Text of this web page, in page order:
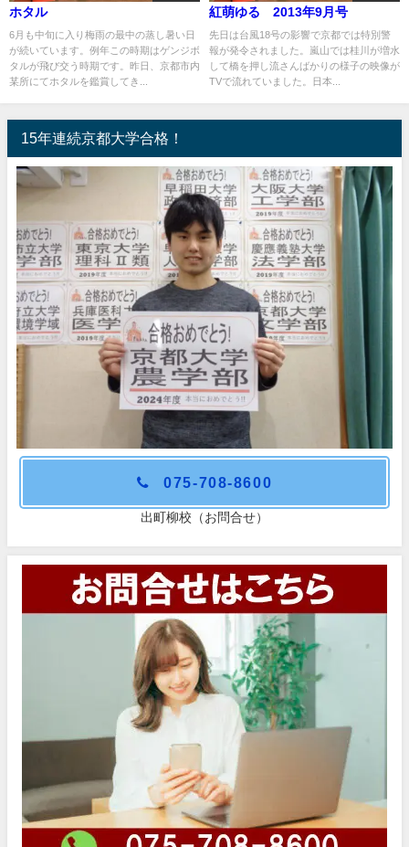
ホタル
6月も中旬に入り梅雨の最中の蒸し暑い日
が続いています。例年この時期はゲンジボ
タルが飛び交う時期です。昨日、京都市内
某所にてホタルを鑑賞してき...
紅萌ゆる 2013年9月号
先日は台風18号の影響で京都では特別警
報が発令されました。嵐山では桂川が増水
して橋を押し流さんばかりの様子の映像が
TVで流れていました。日本...
15年連続京都大学合格！
075-708-8600
出町柳校（お問合せ）